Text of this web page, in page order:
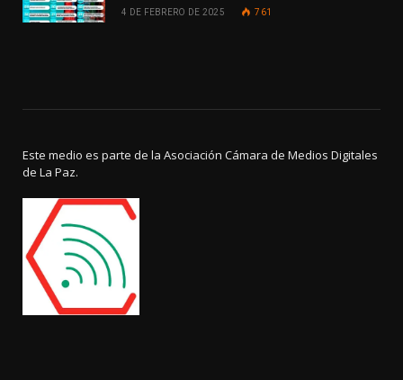
4 DE FEBRERO DE 2025 761
Este medio es parte de la Asociación Cámara de Medios Digitales
de La Paz.